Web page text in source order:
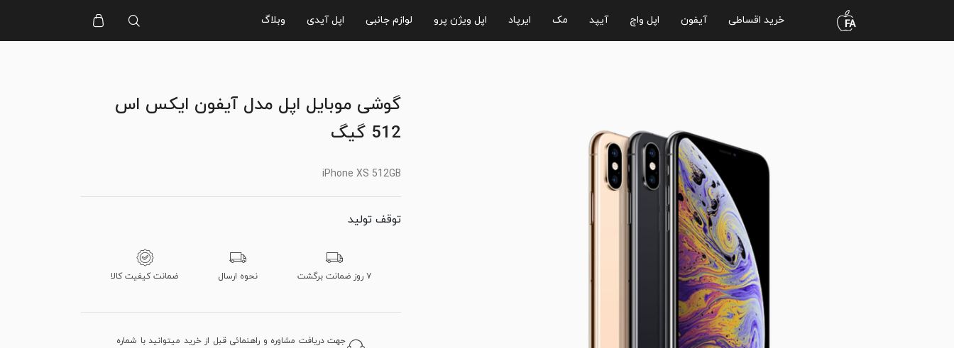
خرید اقساطی آیفون اپل واچ آیپد مک ایرپاد اپل ویژن پرو لوازم جانبی اپل آیدی وبلاگ
گوشی موبایل اپل مدل آیفون ایکس اس
512 گیگ
iPhone XS 512GB
توقف تولید
۷ روز ضمانت برگشت نحوه ارسال ضمانت کیفیت کالا
جهت دریافت مشاوره و راهنمائی قبل از خرید میتوانید با شماره